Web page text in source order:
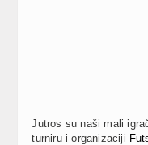
Jutros su naši mali
turniru i organizaciji